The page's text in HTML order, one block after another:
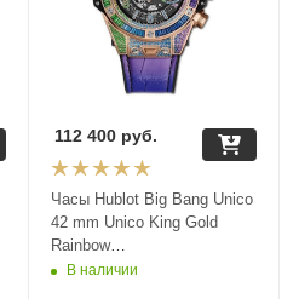
Часы Hublot Big Bang Unico
42 mm Unico King Gold
Rainbow
441.OX.9910.LR.0999
В наличии
112 400руб.